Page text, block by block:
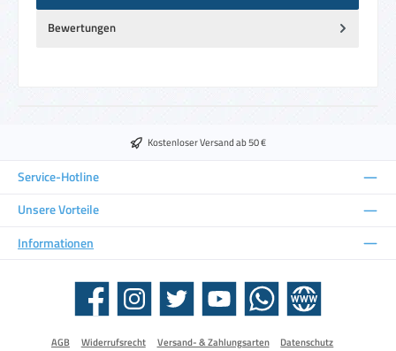
Bewertungen
Kostenloser Versand ab 50 €
Service-Hotline
Unsere Vorteile
Informationen
Facebook Instagram Twitter YouTube WhatsApp Website
AGB Widerrufsrecht Versand- & Zahlungsarten
Datenschutz